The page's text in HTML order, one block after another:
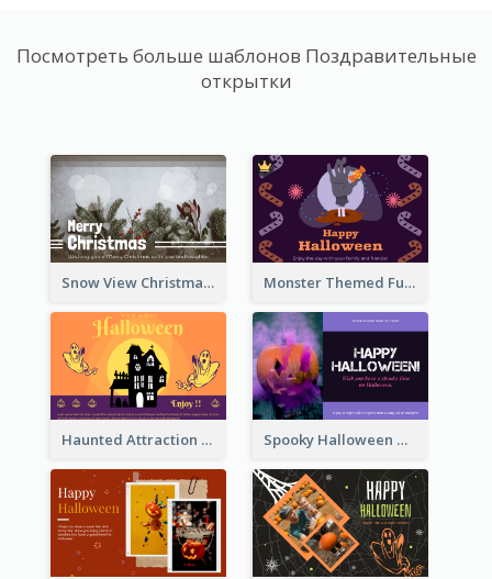
Посмотреть больше шаблонов Поздравительные
открытки
Snow View Christmas Card With Simple Design Monster Themed Fun Halloween Greeting Card
Haunted Attraction Themed Halloween Card Spooky Halloween Greeting Card